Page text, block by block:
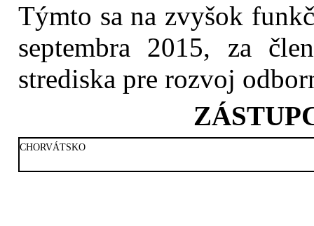
Týmto sa na zvyšok
septembra 2015, za
strediska pre rozvoj
CHORVÁTSKO